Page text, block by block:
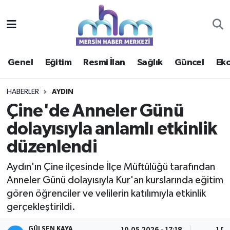
Genel Eğitim Resmi İlan Sağlık Güncel
HABERLER AYDIN
Çine'de Anneler Günü
dolayısıyla anlamlı etkinlik
düzenlendi
Aydın'ın Çine ilçesinde İlçe Müftülüğü tarafından
Anneler Günü dolayısıyla Kur'an kurslarında eğitim
gören öğrenciler ve velilerin katılımıyla etkinlik
gerçekleştirildi.
Çevre
Eğitim
Ekonomi
Genel
Güncel
Haberde insan
Mersin Hava Durumu
Mersin Trafik Yoğunluk Haritası
Süper Lig Puan Durumu ve Fikstür
Tüm Manşetler
Son Dakika Haberleri
Haber Arşivi